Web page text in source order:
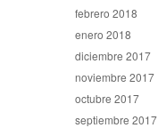
febrero 2018
enero 2018
diciembre 2017
noviembre 2017
octubre 2017
septiembre 2017